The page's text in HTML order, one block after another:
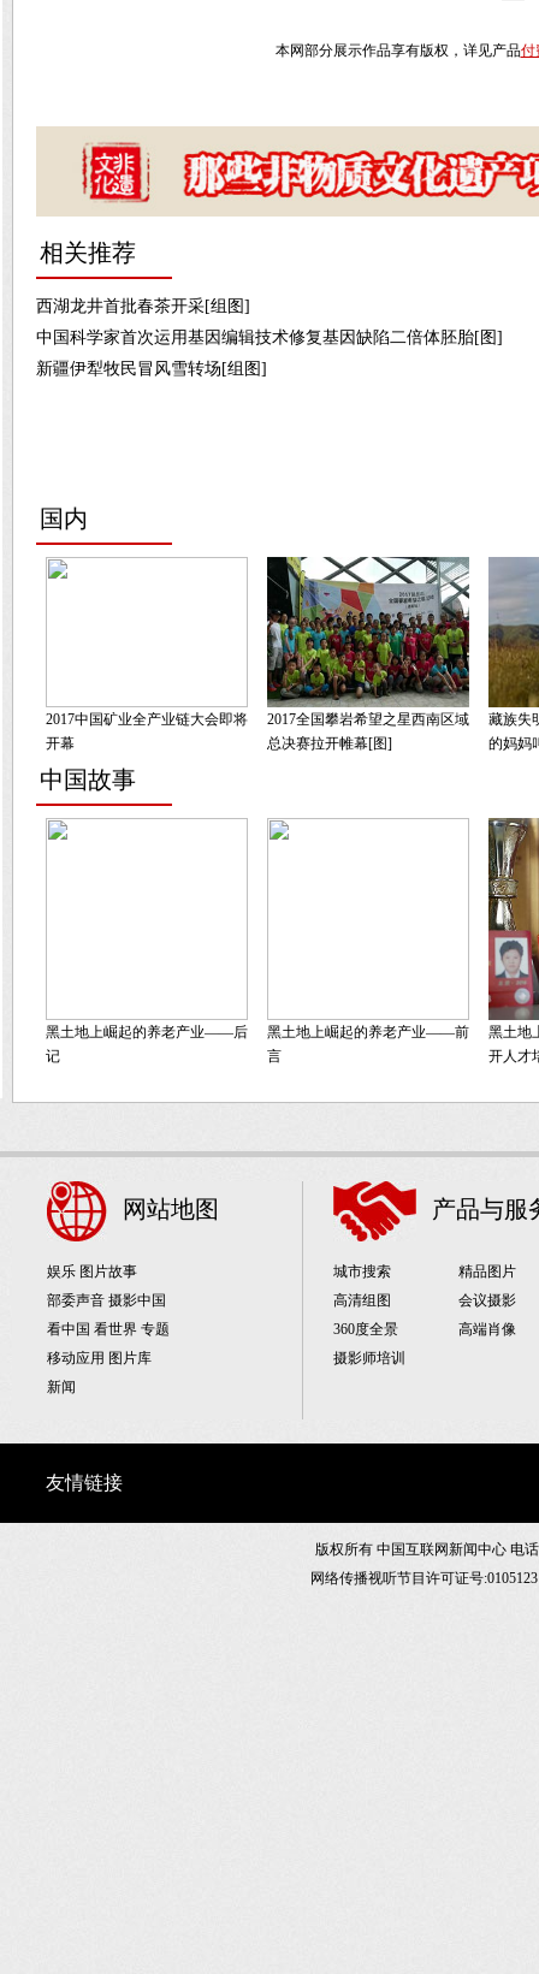
本网部分展示作品享有版权，详见产品付
相关推荐
西湖龙井首批春茶开采[组图]
中国科学家首次运用基因编辑技术修复基因缺陷二倍体胚胎[图]
新疆伊犁牧民冒风雪转场[组图]